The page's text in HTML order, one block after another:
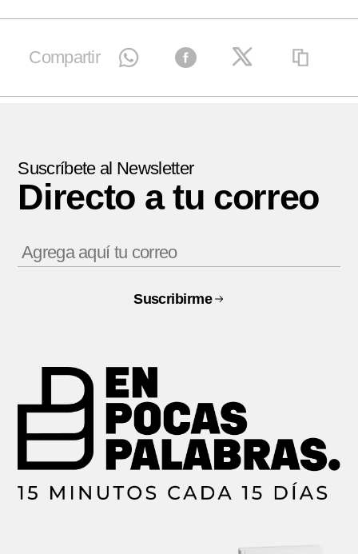
Compartir
Suscríbete al Newsletter
Directo a tu correo
Suscribirme